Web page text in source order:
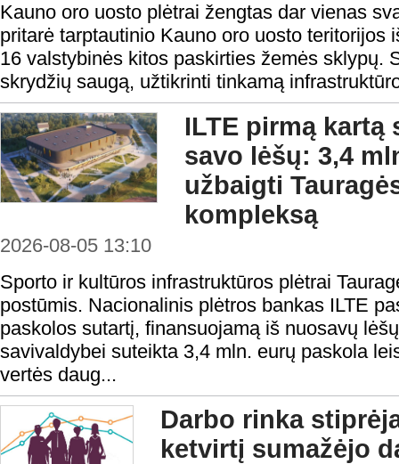
Kauno oro uosto plėtrai žengtas dar vienas
pritarė tarptautinio Kauno oro uosto teritorijos
16 valstybinės kitos paskirties žemės sklypų.
skrydžių saugą, užtikrinti tinkamą
ILTE pirmą kartą
savo lėšų: 3,4
užbaigti
kompleksą
2026-08-05 13:10
Sporto ir kultūros infrastruktūros plėtrai
postūmis. Nacionalinis plėtros bankas ILTE
paskolos sutartį, finansuojamą iš nuosavų
savivaldybei suteikta 3,4 mln. eurų paskola
vertės daug...
Darbo rinka
ketvirtį sumažėjo